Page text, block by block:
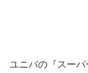
ユニバの『スー